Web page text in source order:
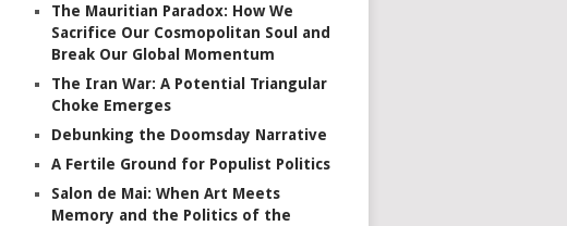
The Mauritian Paradox: How We
Sacrifice Our Cosmopolitan Soul and
Break Our Global Momentum
The Iran War: A Potential Triangular
Choke Emerges
Debunking the Doomsday Narrative
A Fertile Ground for Populist Politics
Salon de Mai: When Art Meets
Memory and the Politics of the